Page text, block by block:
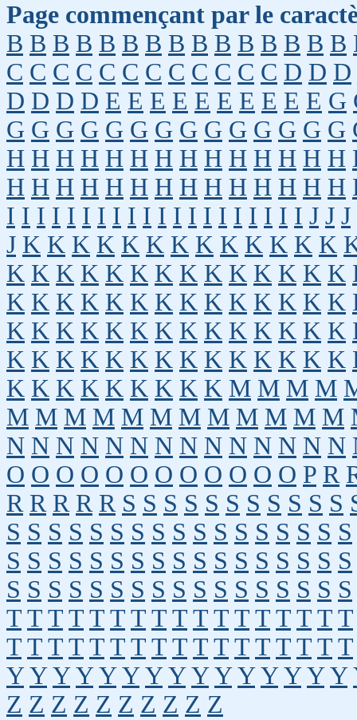
Page commençant par le
B B B B B B B B B B B B B B B
C C C C C C C C C C C C D D D
D D D D E E E E E E E E E E G
G G G G G G G G G G G G G G
H H H H H H H H H H H H H H
H H H H H H H H H H H H H H
I I I I I I I I I I I I I I I I I I I I J J J
J K K K K K K K K K K K K K
K K K K K K K K K K K K K K
K K K K K K K K K K K K K K
K K K K K K K K K K K K K K
K K K K K K K K K K K K K K
K K K K K K K K K M M M M
M M M M M M M M M M M M
N N N N N N N N N N N N N N
O O O O O O O O O O O O P R
R R R R R S S S S S S S S S S S
S S S S S S S S S S S S S S S S S
S S S S S S S S S S S S S S S S S
S S S S S S S S S S S S S S S S S
T T T T T T T T T T T T T T T T T
T T T T T T T T T T T T T T T T T
Y Y Y Y Y Y Y Y Y Y Y Y Y Y Y
Z Z Z Z Z Z Z Z Z Z